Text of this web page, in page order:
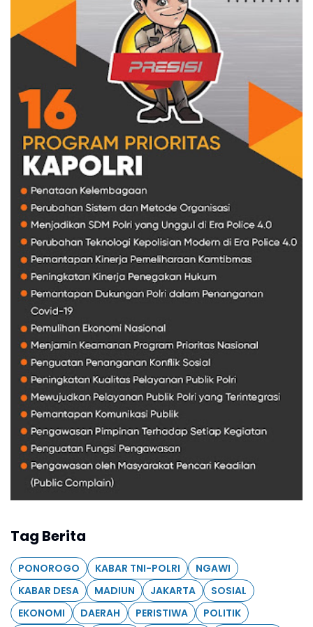
Tag Berita
PONOROGO KABAR TNI-POLRI
NGAWI
KABAR DESA
MADIUN JAKARTA
SOSIAL
EKONOMI
DAERAH PERISTIWA
POLITIK